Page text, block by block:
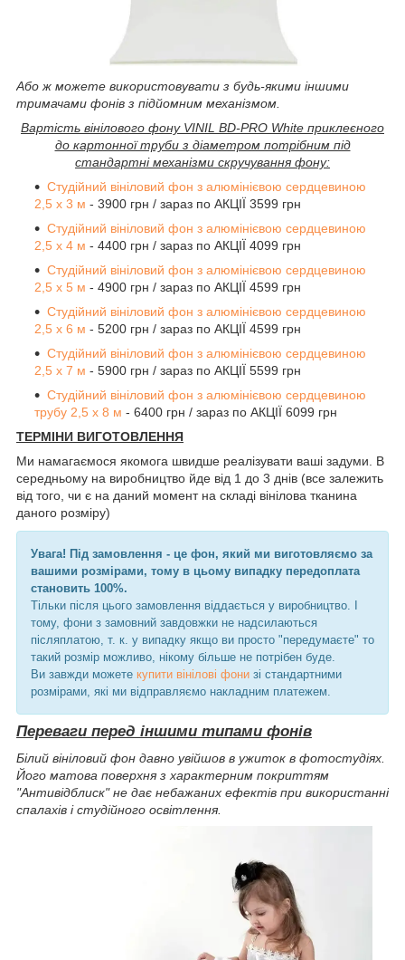
Або ж можете використовувати з будь-якими іншими
тримачами фонів з підйомним механізмом.
Вартість вінілового фону VINIL BD-PRO White приклеєного
до картонної труби з діаметром потрібним під
стандартні механізми скручування фону:
Студійний вініловий фон з алюмінієвою сердцевиною
2,5 х 3 м - 3900 грн / зараз по АКЦІЇ 3599 грн
Студійний вініловий фон з алюмінієвою сердцевиною
2,5 х 4 м - 4400 грн / зараз по АКЦІЇ 4099 грн
Студійний вініловий фон з алюмінієвою сердцевиною
2,5 х 5 м - 4900 грн / зараз по АКЦІЇ 4599 грн
Студійний вініловий фон з алюмінієвою сердцевиною
2,5 х 6 м - 5200 грн / зараз по АКЦІЇ 4599 грн
Студійний вініловий фон з алюмінієвою сердцевиною
2,5 х 7 м - 5900 грн / зараз по АКЦІЇ 5599 грн
Студійний вініловий фон з алюмінієвою сердцевиною
трубу 2,5 х 8 м - 6400 грн / зараз по АКЦІЇ 6099 грн
ТЕРМІНИ ВИГОТОВЛЕННЯ
Ми намагаємося якомога швидше реалізувати ваші задуми. В
середньому на виробництво йде від 1 до 3 днів (все залежить
від того, чи є на даний момент на складі вінілова тканина
даного розміру)
Увага! Під замовлення - це фон, який ми виготовляємо за
вашими розмірами, тому в цьому випадку передоплата
становить 100%.
Тільки після цього замовлення віддається у виробництво. І
тому, фони з замовний завдовжки не надсилаються
післяплатою, т. к. у випадку якщо ви просто "передумаєте" то
такий розмір можливо, нікому більше не потрібен буде.
Ви завжди можете купити вінілові фони зі стандартними
розмірами, які ми відправляємо накладним платежем.
Переваги перед іншими типами фонів
Білий вініловий фон давно увійшов в ужиток в фотостудіях.
Його матова поверхня з характерним покриттям
"Антивідблиск" не дає небажаних ефектів при використанні
спалахів і студійного освітлення.